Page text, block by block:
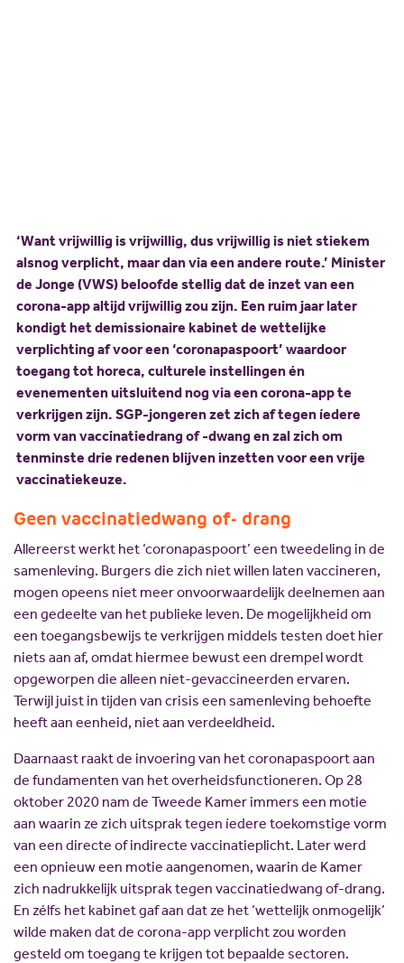
‘Want vrijwillig is vrijwillig, dus vrijwillig is niet stiekem
alsnog verplicht, maar dan via een andere route.’ Minister
de Jonge (VWS) beloofde stellig dat de inzet van een
corona-app altijd vrijwillig zou zijn. Een ruim jaar later
kondigt het demissionaire kabinet de wettelijke
verplichting af voor een ‘coronapaspoort’ waardoor
toegang tot horeca, culturele instellingen én
evenementen uitsluitend nog via een corona-app te
verkrijgen zijn. SGP-jongeren zet zich af tegen íedere
vorm van vaccinatiedrang of -dwang en zal zich om
tenminste drie redenen blijven inzetten voor een vrije
vaccinatiekeuze.
Geen vaccinatiedwang of- drang
Allereerst werkt het ‘coronapaspoort’ een tweedeling in de
samenleving. Burgers die zich niet willen laten vaccineren,
mogen opeens niet meer onvoorwaardelijk deelnemen aan
een gedeelte van het publieke leven. De mogelijkheid om
een toegangsbewijs te verkrijgen middels testen doet hier
niets aan af, omdat hiermee bewust een drempel wordt
opgeworpen die alleen níet-gevaccineerden ervaren.
Terwijl juist in tijden van crisis een samenleving behoefte
heeft aan eenheid, niet aan verdeeldheid.
Daarnaast raakt de invoering van het coronapaspoort aan
de fundamenten van het overheidsfunctioneren. Op 28
oktober 2020 nam de Tweede Kamer immers een motie
aan waarin ze zich uitsprak tegen íedere toekomstige vorm
van een directe of indirecte vaccinatieplicht. Later werd
een opnieuw een motie aangenomen, waarin de Kamer
zich nadrukkelijk uitsprak tegen vaccinatiedwang of-drang.
En zélfs het kabinet gaf aan dat ze het ‘wettelijk onmogelijk’
wilde maken dat de corona-app verplicht zou worden
gesteld om toegang te krijgen tot bepaalde sectoren.